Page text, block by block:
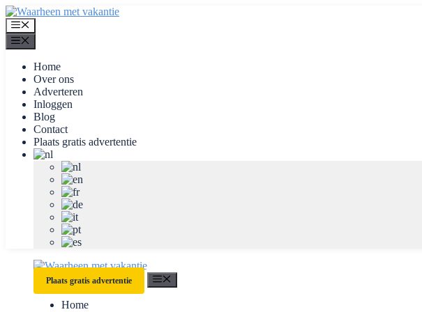
Ga
naar
de
inhoud
Menu
Home
Over ons
Adverteren
Inloggen
Blog
Contact
Plaats gratis advertentie
Plaats gratis advertentie
Home